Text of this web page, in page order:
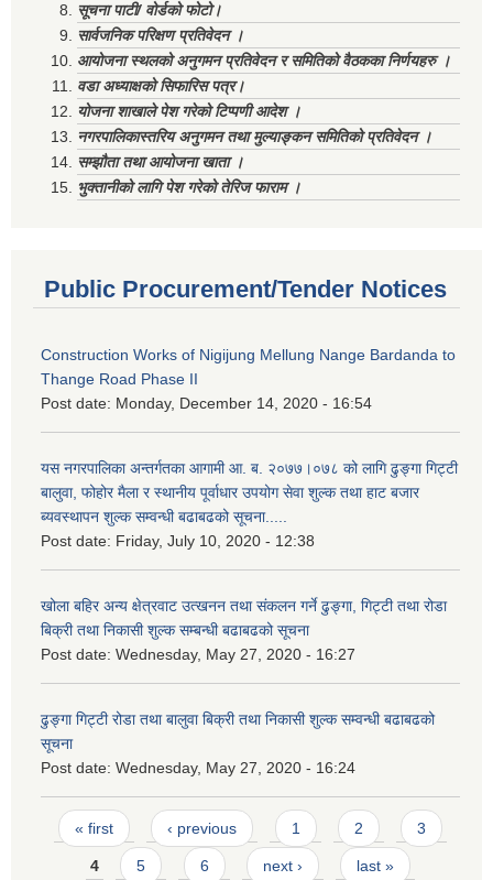
सूचना पाटी/ वोर्डको फोटो।
सार्वजनिक परिक्षण प्रतिवेदन ।
आयोजना स्थलको अनुगमन प्रतिवेदन र समितिको वैठकका निर्णयहरु ।
वडा अध्याक्षको सिफारिस पत्र।
योजना शाखाले पेश गरेको टिप्पणी आदेश ।
नगरपालिकास्तरिय अनुगमन तथा मुल्याङ्कन समितिको प्रतिवेदन ।
सम्झौता तथा आयोजना खाता ।
भुक्तानीको लागि पेश गरेको तेरिज फाराम ।
Public Procurement/Tender Notices
Construction Works of Nigijung Mellung Nange Bardanda to
Thange Road Phase II
Post date: Monday, December 14, 2020 - 16:54
यस नगरपालिका अन्तर्गतका आगामी आ. ब. २०७७।०७८ को लागि ढुङ्गा गिट्टी
बालुवा, फोहोर मैला र स्थानीय पूर्वाधार उपयोग सेवा शुल्क तथा हाट बजार
ब्यवस्थापन शुल्क सम्वन्धी बढाबढको सूचना.....
Post date: Friday, July 10, 2020 - 12:38
खोला बहिर अन्य क्षेत्रवाट उत्खनन तथा संकलन गर्ने ढुङ्गा, गिट्टी तथा रोडा
बिक्री तथा निकासी शुल्क सम्बन्धी बढाबढको सूचना
Post date: Wednesday, May 27, 2020 - 16:27
ढुङ्गा गिट्टी रोडा तथा बालुवा बिक्री तथा निकासी शुल्क सम्वन्धी बढाबढको
सूचना
Post date: Wednesday, May 27, 2020 - 16:24
Pages
« first ‹ previous 1 2 3
4 5 6 next › last »